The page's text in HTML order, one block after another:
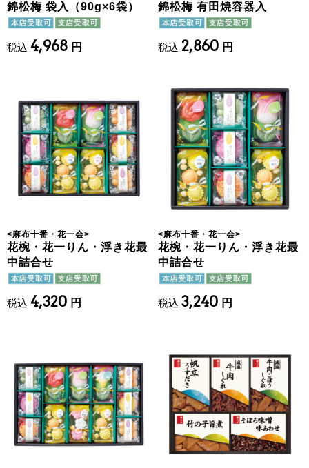
錦松梅 袋入（90g×6袋）
税込 4,968 円
錦松梅 有田焼容器入
税込 2,860 円
<麻布十番・花一会>
花椀・花一りん・浮き花最
中詰合せ
税込 4,320 円
<麻布十番・花一会>
花椀・花一りん・浮き花最
中詰合せ
税込 3,240 円